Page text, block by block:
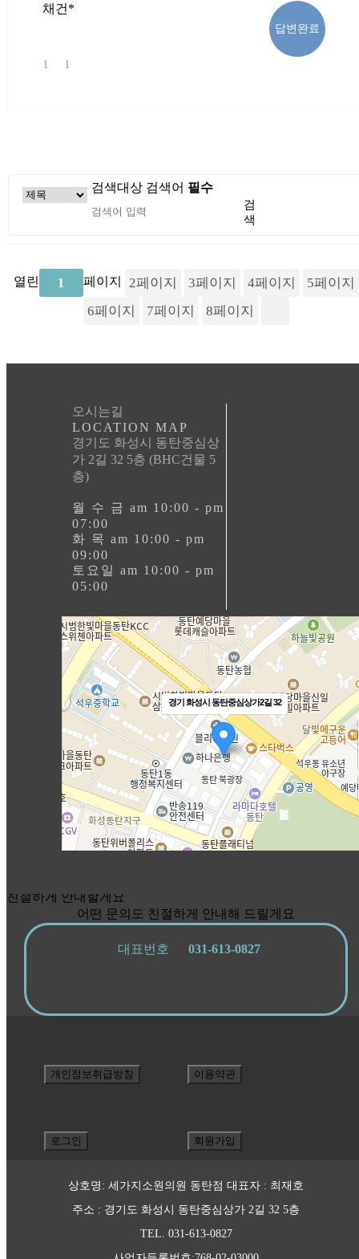
채건*
답변완료
1 1
검색대상 검색어 필수
검
색
열린 1 페이지 2페이지 3페이지 4페이지 5페이지
6페이지 7페이지 8페이지
오시는길
LOCATION MAP
경기도 화성시 동탄중심상
가 2길 32 5층 (BHC건물 5
층)
월 수 금 am 10:00 - pm
07:00
화 목 am 10:00 - pm
09:00
토요일 am 10:00 - pm
05:00
친절하게 안내할게요
어떤 문의도 친절하게 안내해 드릴게요
대표번호 031-613-0827
개인정보취급방침 이용약관
로그인 회원가입
상호명: 세가지소원의원 동탄점 대표자 : 최재호
주소 : 경기도 화성시 동탄중심상가 2길 32 5층
TEL. 031-613-0827